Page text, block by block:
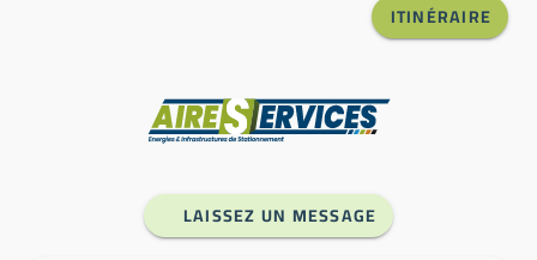
ITINÉRAIRE
LAISSEZ UN MESSAGE